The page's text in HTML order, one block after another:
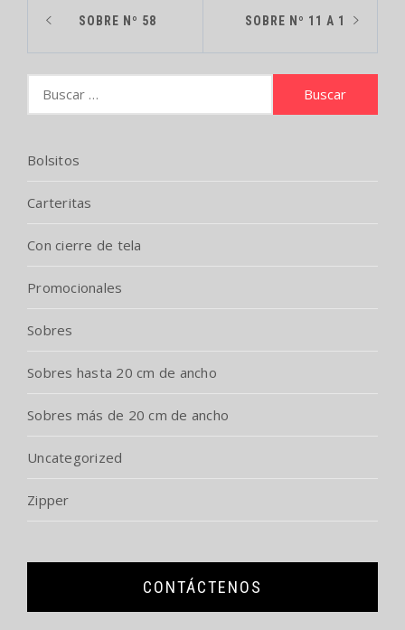
SOBRE Nº 58 SOBRE Nº 11 A 1
Bolsitos
Carteritas
Con cierre de tela
Promocionales
Sobres
Sobres hasta 20 cm de ancho
Sobres más de 20 cm de ancho
Uncategorized
Zipper
CONTÁCTENOS